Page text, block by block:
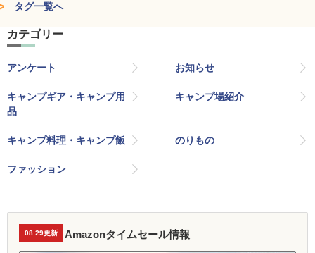
タグ一覧へ
カテゴリー
アンケート お知らせ
キャンプギア・キャンプ用
品
キャンプ場紹介
キャンプ料理・キャンプ飯 のりもの
ファッション
08.29更新 Amazonタイムセール情報